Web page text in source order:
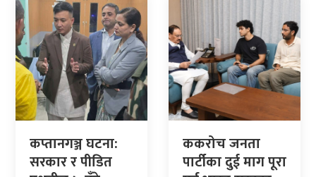
कप्तानगञ्ज घटना:
सरकार र पीडित
ककरोच जनता
पार्टीका दुई माग पूरा